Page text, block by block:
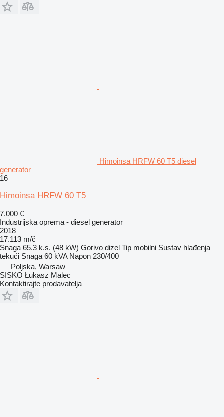
Himoinsa HRFW 60 T5 diesel
generator
16
Himoinsa HRFW 60 T5
7.000 €
Industrijska oprema - diesel generator
2018
17.113 m/č
Snaga 65.3 k.s. (48 kW) Gorivo dizel Tip mobilni Sustav hlađenja
tekući Snaga 60 kVA Napon 230/400
Poljska, Warsaw
SISKO Łukasz Malec
Kontaktirajte prodavatelja